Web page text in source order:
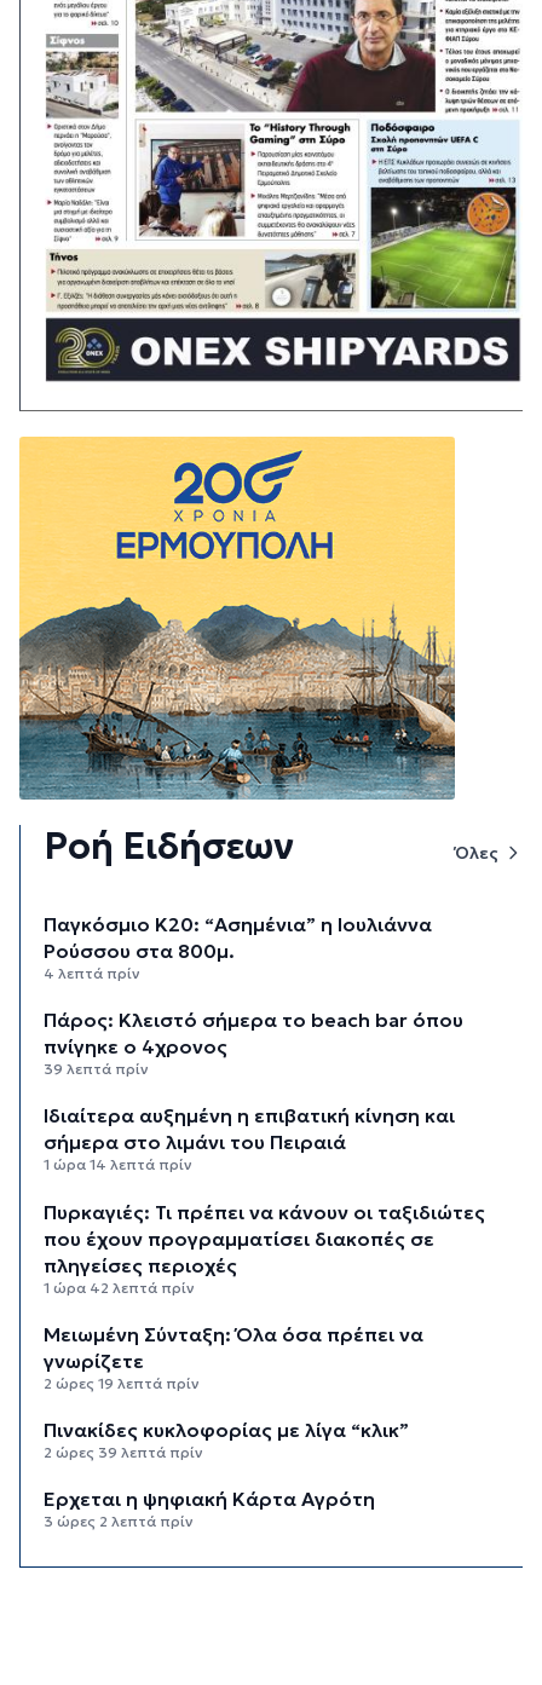
Ροή Ειδήσεων Όλες
Παγκόσμιο Κ20: “Ασημένια” η Ιουλιάννα
Ρούσσου στα 800μ.
4 λεπτά πρίν
Πάρος: Κλειστό σήμερα το beach bar όπου
πνίγηκε ο 4χρονος
39 λεπτά πρίν
Ιδιαίτερα αυξημένη η επιβατική κίνηση και
σήμερα στο λιμάνι του Πειραιά
1 ώρα 14 λεπτά πρίν
Πυρκαγιές: Τι πρέπει να κάνουν οι ταξιδιώτες
που έχουν προγραμματίσει διακοπές σε
πληγείσες περιοχές
1 ώρα 42 λεπτά πρίν
Μειωμένη Σύνταξη: Όλα όσα πρέπει να
γνωρίζετε
2 ώρες 19 λεπτά πρίν
Πινακίδες κυκλοφορίας με λίγα “κλικ”
2 ώρες 39 λεπτά πρίν
Έρχεται η ψηφιακή Κάρτα Αγρότη
3 ώρες 2 λεπτά πρίν
Νάξος: Ιστιοφόρο με έξι επιβαίνοντες